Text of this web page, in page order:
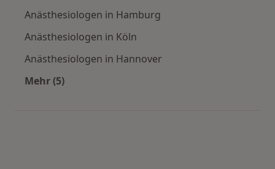
Anästhesiologen in Hamburg
Anästhesiologen in Köln
Anästhesiologen in Hannover
Mehr (5)